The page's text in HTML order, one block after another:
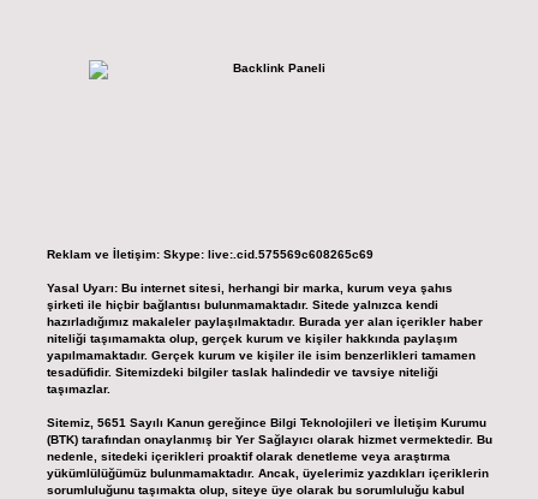
Reklam ve İletişim: Skype: live:.cid.575569c608265c69
Yasal Uyarı: Bu internet sitesi, herhangi bir marka, kurum veya şahıs
şirketi ile hiçbir bağlantısı bulunmamaktadır. Sitede yalnızca kendi
hazırladığımız makaleler paylaşılmaktadır. Burada yer alan içerikler haber
niteliği taşımamakta olup, gerçek kurum ve kişiler hakkında paylaşım
yapılmamaktadır. Gerçek kurum ve kişiler ile isim benzerlikleri tamamen
tesadüfidir. Sitemizdeki bilgiler taslak halindedir ve tavsiye niteliği
taşımazlar.
Sitemiz, 5651 Sayılı Kanun gereğince Bilgi Teknolojileri ve İletişim Kurumu
(BTK) tarafından onaylanmış bir Yer Sağlayıcı olarak hizmet vermektedir. Bu
nedenle, sitedeki içerikleri proaktif olarak denetleme veya araştırma
yükümlülüğümüz bulunmamaktadır. Ancak, üyelerimiz yazdıkları içeriklerin
sorumluluğunu taşımakta olup, siteye üye olarak bu sorumluluğu kabul